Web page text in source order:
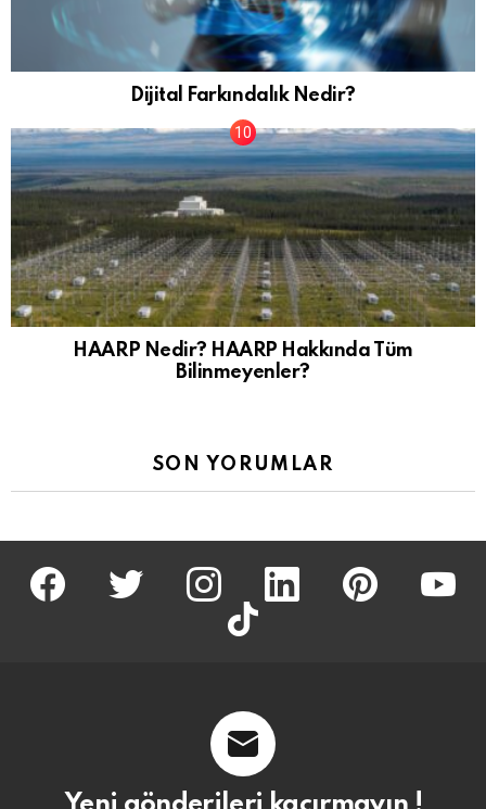
Dijital Farkındalık Nedir?
HAARP Nedir? HAARP Hakkında Tüm
Bilinmeyenler?
SON YORUMLAR
facebook twitter İnstagram linkedin pinterest
tiktok